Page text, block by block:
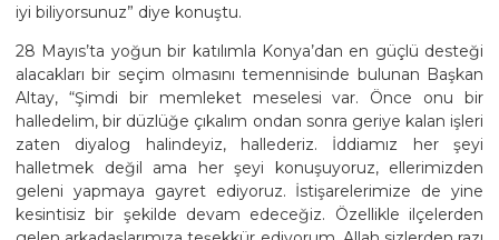
iyi biliyorsunuz” diye konuştu.
28 Mayıs’ta yoğun bir katılımla Konya’dan en güçlü desteği
alacakları bir seçim olmasını temennisinde bulunan Başkan
Altay, “Şimdi bir memleket meselesi var. Önce onu bir
halledelim, bir düzlüğe çıkalım ondan sonra geriye kalan işleri
zaten diyalog halindeyiz, hallederiz. İddiamız her şeyi
halletmek değil ama her şeyi konuşuyoruz, ellerimizden
geleni yapmaya gayret ediyoruz. İstişarelerimize de yine
kesintisiz bir şekilde devam edeceğiz. Özellikle ilçelerden